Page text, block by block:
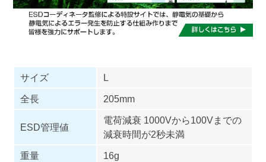
サイズ
L
全長
205mm
ESD管理値
電荷減衰 1000Vから100Vまでの
減衰時間が2秒未満
重量
16g